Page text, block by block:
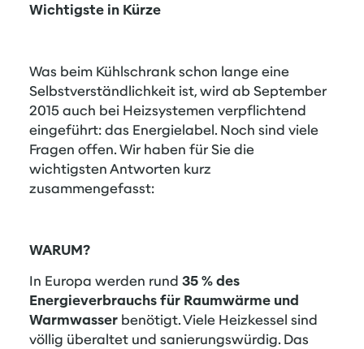
Wichtigste in Kürze
Was beim Kühlschrank schon lange eine
Selbstverständlichkeit ist, wird ab September
2015 auch bei Heizsystemen verpflichtend
eingeführt: das Energielabel. Noch sind viele
Fragen offen. Wir haben für Sie die
wichtigsten Antworten kurz
zusammengefasst:
WARUM?
In Europa werden rund 35 % des
Energieverbrauchs für Raumwärme und
Warmwasser benötigt. Viele Heizkessel sind
völlig überaltet und sanierungswürdig. Das